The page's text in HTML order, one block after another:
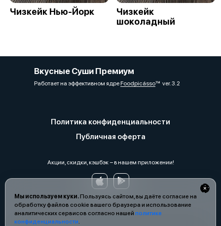
Мы используем куки.Пользуясь сайтом, вы даёте согласие на
обработку файлов cookie вашего браузера и использование
аналитических сервисов согласно нашей политике
конфиденциальности.
Чизкейк Нью-Йорк
Чизкейк
шоколадный
Вкусные Суши Премиум
Работает на эффективном ядреFoodpicássover. 3.2
Политика конфиденциальности
Публичная оферта
Акции, скидки, кэшбэк − в нашем приложении!